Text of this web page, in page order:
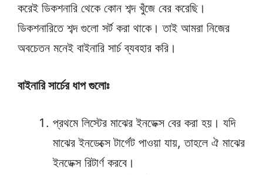
করেই ডিকশনারি থেকে কোন শব্দ খুঁজে বের করেছি।
ডিকশনারিতে শব্দ গুলো সর্ট করা থাকে। তাই আমরা নিজের
অবচেতন মনেই বাইনারি সার্চ ব্যবহার করি।
বাইনারি সার্চের ধাপ গুলোঃ
প্রথমে লিস্টের মাঝের ইনডেক্স বের করা হয়। যদি
মাঝের ইনডেক্সে টার্গেট পাওয়া যায়, তাহলে ঐ মাঝের
ইনডেক্স রিটার্ণ করবে।